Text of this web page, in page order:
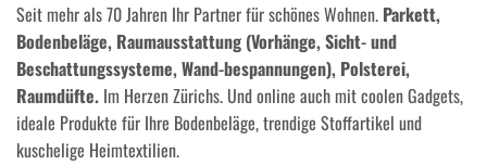
Seit mehr als 70 Jahren Ihr Partner für schönes Wohnen. Parkett,
Bodenbeläge, Raumausstattung (Vorhänge, Sicht- und
Beschattungssysteme, Wand-bespannungen), Polsterei,
Raumdüfte. Im Herzen Zürichs. Und online auch mit coolen Gadgets,
ideale Produkte für Ihre Bodenbeläge, trendige Stoffartikel und
kuschelige Heimtextilien.